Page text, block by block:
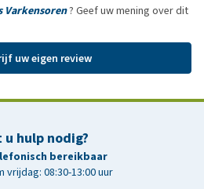
Varkensoren? Geef uw mening over dit
uw eigen review
u hulp nodig?
bereikbaar
vrijdag: 08:30-13:00 uur